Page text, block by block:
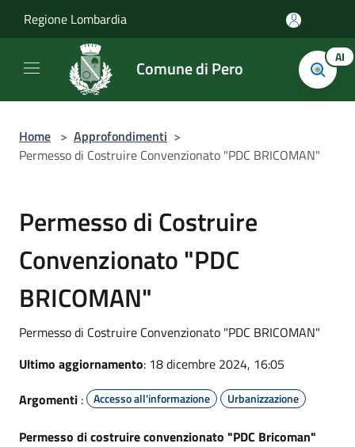
Regione Lombardia
Comune di Pero AI
Home > Approfondimenti >
Permesso di Costruire Convenzionato "PDC BRICOMAN"
Permesso di Costruire
Convenzionato "PDC
BRICOMAN"
Permesso di Costruire Convenzionato "PDC BRICOMAN"
Ultimo aggiornamento: 18 dicembre 2024, 16:05
Argomenti : Accesso all'informazione Urbanizzazione
Permesso di costruire convenzionato "PDC Bricoman"